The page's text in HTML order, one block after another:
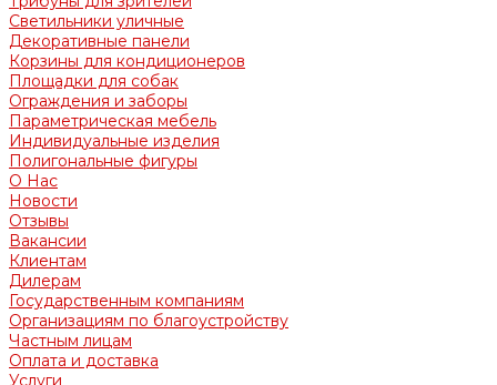
Светильники уличные
Декоративные панели
Корзины для кондиционеров
Площадки для собак
Ограждения и заборы
Параметрическая мебель
Индивидуальные изделия
Полигональные фигуры
О Нас
Новости
Отзывы
Вакансии
Клиентам
Дилерам
Государственным компаниям
Организациям по благоустройству
Частным лицам
Оплата и доставка
Услуги